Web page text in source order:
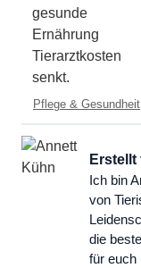
Kategorien
Pflege & Gesundheit
Ich bin
von
die
für euch